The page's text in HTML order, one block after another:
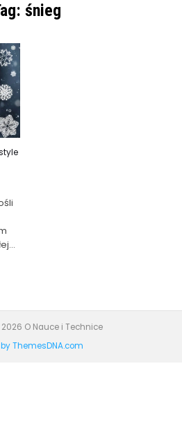
śnieg
O Nauce i Technice
ThemesDNA.com